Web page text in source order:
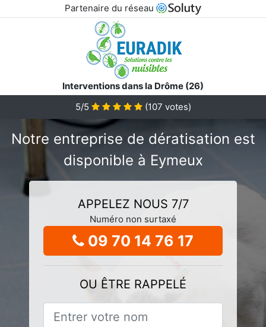
Partenaire du réseau
Interventions dans la Drôme (26)
5/5
(107 votes)
Notre entreprise de dératisation est
disponible à Eymeux
APPELEZ NOUS 7/7
Numéro non surtaxé
09 70 14 76 17
OU ÊTRE RAPPELÉ